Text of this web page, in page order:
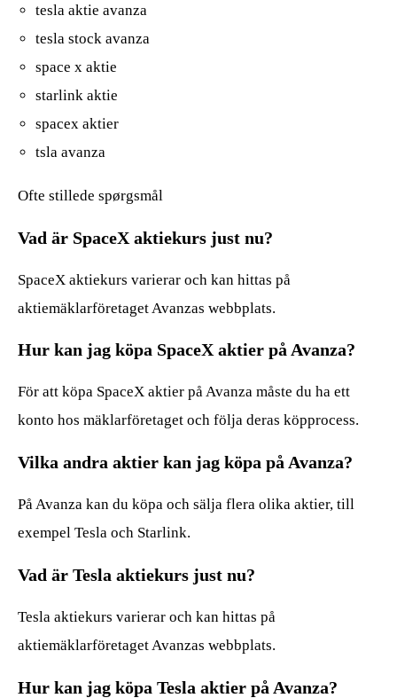
tesla aktie avanza
tesla stock avanza
space x aktie
starlink aktie
spacex aktier
tsla avanza
Ofte stillede spørgsmål
Vad är SpaceX aktiekurs just nu?
SpaceX aktiekurs varierar och kan hittas på
aktiemäklarföretaget Avanzas webbplats.
Hur kan jag köpa SpaceX aktier på Avanza?
För att köpa SpaceX aktier på Avanza måste du ha ett
konto hos mäklarföretaget och följa deras köpprocess.
Vilka andra aktier kan jag köpa på Avanza?
På Avanza kan du köpa och sälja flera olika aktier, till
exempel Tesla och Starlink.
Vad är Tesla aktiekurs just nu?
Tesla aktiekurs varierar och kan hittas på
aktiemäklarföretaget Avanzas webbplats.
Hur kan jag köpa Tesla aktier på Avanza?